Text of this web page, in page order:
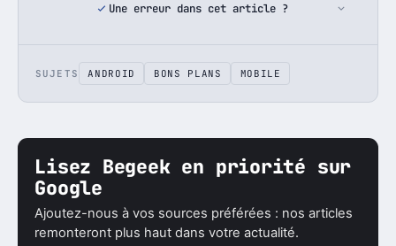
Une erreur dans cet article ?
SUJETS ANDROID BONS PLANS MOBILE
Lisez Begeek en priorité sur
Google
Ajoutez-nous à vos sources préférées : nos articles
remonteront plus haut dans votre actualité.